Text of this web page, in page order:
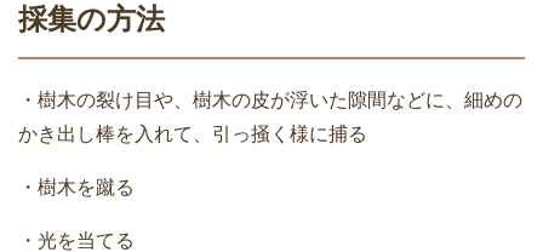
採集の方法
・樹木の裂け目や、樹木の皮が浮いた隙間などに、細めの
かき出し棒を入れて、引っ掻く様に捕る
・樹木を蹴る
・光を当てる